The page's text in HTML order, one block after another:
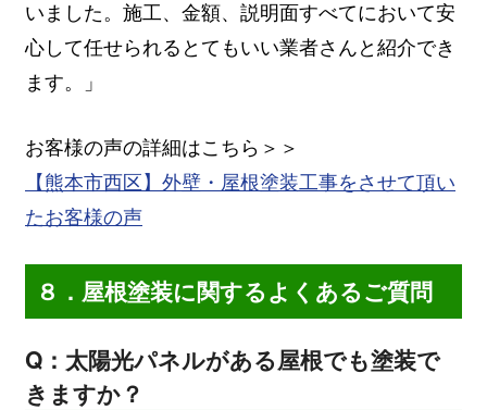
いました。施工、金額、説明面すべてにおいて安
心して任せられるとてもいい業者さんと紹介でき
ます。」
お客様の声の詳細はこちら＞＞
【熊本市西区】外壁・屋根塗装工事をさせて頂い
たお客様の声
８．屋根塗装に関するよくあるご質問
Q：太陽光パネルがある屋根でも塗装で
きますか？